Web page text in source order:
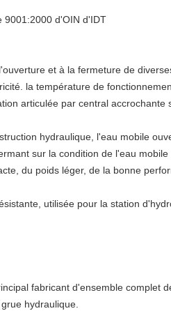
9001:2000 d'OIN d'IDT
et à la fermeture de
la température de
articulée par central accrochante
hydraulique, l'eau mobile
sur la condition de l'eau
du poids léger, de la bonne
utilisée pour la station
fabricant d'ensemble complet
hydraulique.